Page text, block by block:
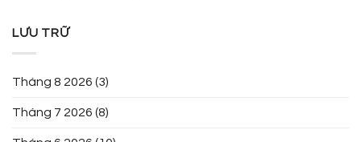
LƯU TRỮ
Tháng 8 2026 (3)
Tháng 7 2026 (8)